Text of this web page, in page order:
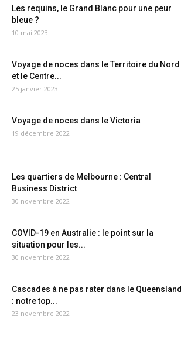
Les requins, le Grand Blanc pour une peur
bleue ?
10 mai 2023
Voyage de noces dans le Territoire du Nord
et le Centre...
25 janvier 2023
Voyage de noces dans le Victoria
19 décembre 2022
Les quartiers de Melbourne : Central
Business District
30 novembre 2022
COVID-19 en Australie : le point sur la
situation pour les...
30 novembre 2022
Cascades à ne pas rater dans le Queensland
: notre top...
23 novembre 2022